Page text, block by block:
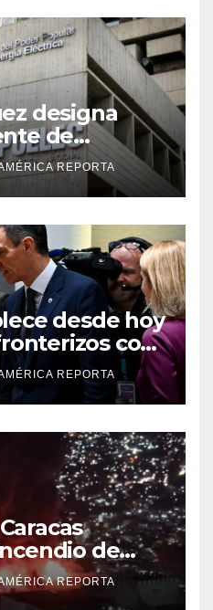
designa
de
Servicios
REPORTA
desde hoy
con
de Roma
REPORTA
de
en zona
Llanito
REPORTA